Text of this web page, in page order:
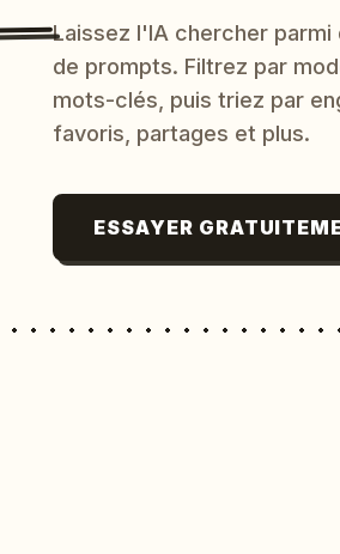
Laissez l'IA chercher parmi
de prompts. Filtrez par
mots-clés, puis triez par
favoris, partages et plus.
ESSAYER